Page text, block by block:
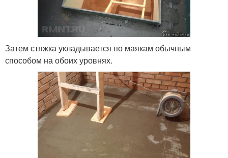
Затем стяжка укладывается по маякам обычным
способом на обоих уровнях.